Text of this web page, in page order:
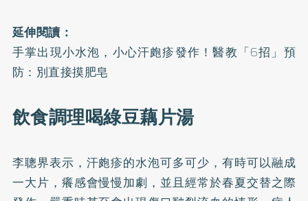
延伸閱讀：
手掌出現小水泡，小心汗皰疹發作！醫教「6招」預
防：別直接摸肥皂
飲食調理喝綠豆藕片湯
李聰界表示，汗皰疹的水泡可多可少，有時可以融成
一大片，癢感會慢慢加劇，並且經常於春夏交替之際